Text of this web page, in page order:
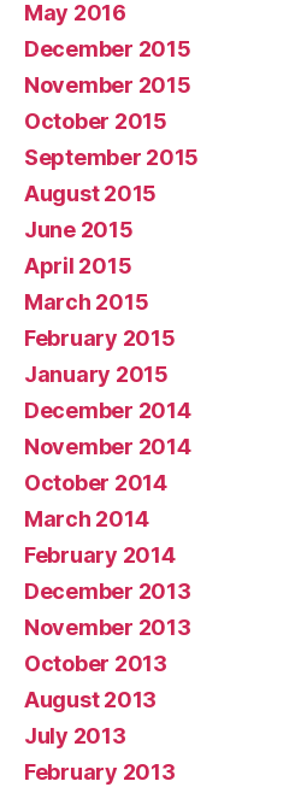
May 2016
December 2015
November 2015
October 2015
September 2015
August 2015
June 2015
April 2015
March 2015
February 2015
January 2015
December 2014
November 2014
October 2014
March 2014
February 2014
December 2013
November 2013
October 2013
August 2013
July 2013
February 2013